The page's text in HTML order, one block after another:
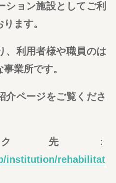
ション施設としてご利
ます。
、利用者様や職員のは
業所です。
介ページをご覧くださ
先：
institution/rehabilitat